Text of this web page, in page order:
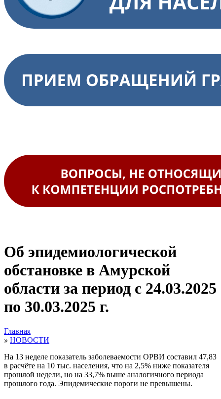
Об эпидемиологической
обстановке в Амурской
области за период с 24.03.2025
по 30.03.2025 г.
Главная
» НОВОСТИ
На 13 неделе показатель заболеваемости ОРВИ составил 47,83
в расчёте на 10 тыс. населения, что на 2,5% ниже показателя
прошлой недели, но на 33,7% выше аналогичного периода
прошлого года. Эпидемические пороги не превышены.